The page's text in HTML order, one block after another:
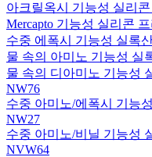
아크릴옥시 기능성 실리
Mercapto 기능성 실리콘
수중 에폭시 기능성 실록
물 속의 아미노 기능성 실
물 속의 디아미노 기능성
NW76
수중 아미노/에폭시 기능
NW27
수중 아미노/비닐 기능성
NVW64